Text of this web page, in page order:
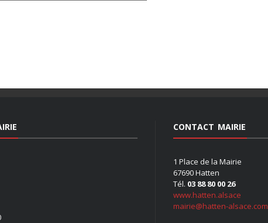
CONTACT MAIRIE
1 Place de la Mairie
67690 Hatten
Tél. 03 88 80 00 26
www.hatten.alsace
mairie@hatten-alsace.com